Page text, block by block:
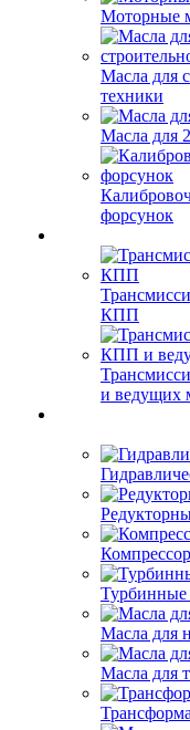
Моторные
Масла для
техники
Масла для
форсунок
КПП
и ведущих
Турбинные
Масла для
Масла для